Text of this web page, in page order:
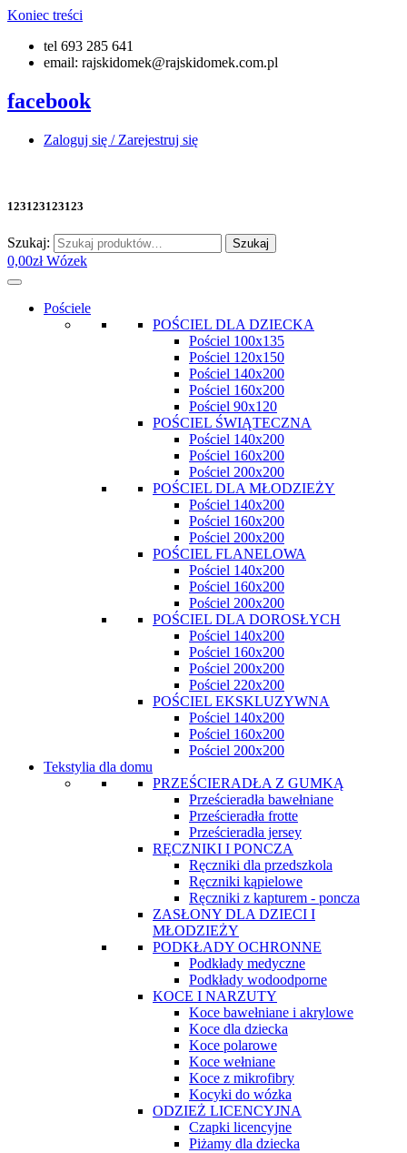
Koniec treści
tel 693 285 641
email: rajskidomek@rajskidomek.com.pl
facebook
Zaloguj się / Zarejestruj się
123123123123
Szukaj: Szukaj
0,00zł Wózek
Pościele
POŚCIEL DLA DZIECKA
Pościel 100x135
Pościel 120x150
Pościel 140x200
Pościel 160x200
Pościel 90x120
POŚCIEL ŚWIĄTECZNA
Pościel 140x200
Pościel 160x200
Pościel 200x200
POŚCIEL DLA MŁODZIEŻY
Pościel 140x200
Pościel 160x200
Pościel 200x200
POŚCIEL FLANELOWA
Pościel 140x200
Pościel 160x200
Pościel 200x200
POŚCIEL DLA DOROSŁYCH
Pościel 140x200
Pościel 160x200
Pościel 200x200
Pościel 220x200
POŚCIEL EKSKLUZYWNA
Pościel 140x200
Pościel 160x200
Pościel 200x200
Tekstylia dla domu
PRZEŚCIERADŁA Z GUMKĄ
Prześcieradła bawełniane
Prześcieradła frotte
Prześcieradła jersey
RĘCZNIKI I PONCZA
Ręczniki dla przedszkola
Ręczniki kąpielowe
Ręczniki z kapturem - poncza
ZASŁONY DLA DZIECI I
MŁODZIEŻY
PODKŁADY OCHRONNE
Podkłady medyczne
Podkłady wodoodporne
KOCE I NARZUTY
Koce bawełniane i akrylowe
Koce dla dziecka
Koce polarowe
Koce wełniane
Koce z mikrofibry
Kocyki do wózka
ODZIEŻ LICENCYJNA
Czapki licencyjne
Piżamy dla dziecka